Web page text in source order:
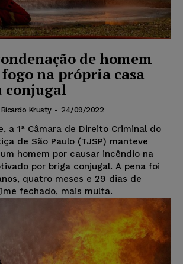
de homem
na própria casa
conjugal
Ricardo Krusty - 24/09/2022
a 1ª Câmara de Direito Criminal do
de São Paulo (TJSP) manteve
homem por causar incêndio na
por briga conjugal. A pena foi
quatro meses e 29 dias de
fechado, mais multa.